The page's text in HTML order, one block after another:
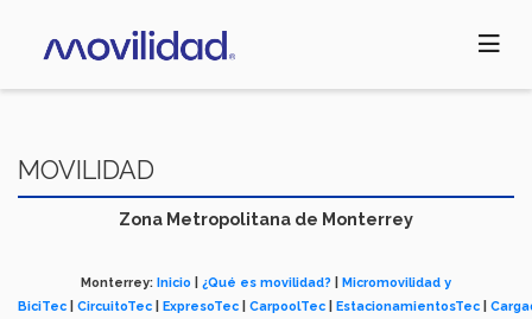
contenido
MOVILIDAD
Zona Metropolitana de Monterrey
Monterrey: Inicio ¿Qué es movilidad?
Micromovilidad y
BiciTec
CircuitoTec ExpresoTec CarpoolTec EstacionamientosTec